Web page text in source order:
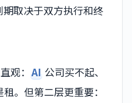
取决于双方执行和终
观： AI 公司买不起、
。但第二层更重要：